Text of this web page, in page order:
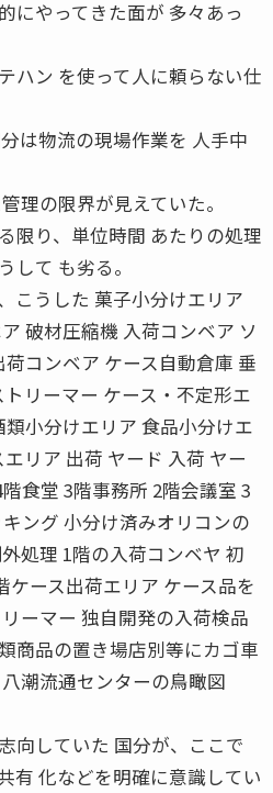
にやってきた面が 多々あっ
ハン を使って人に頼らない仕
は物流の現場作業を 人手中
理の限界が見えていた。
限り、単位時間 あたりの処理
して も劣る。
こうした 菓子小分けエリア
破材圧縮機 入荷コンベア ソ
コンベア ケース自動倉庫 垂
リーマー ケース・不定形エ
小分けエリア 食品小分けエ
リア 出荷 ヤード 入荷 ヤー
食堂 3階事務所 2階会議室 3
ング 小分け済みオリコンの
処理 1階の入荷コンベヤ 初
ケース出荷エリア ケース品を
ーマー 独自開発の入荷検品
商品の置き場店別等にカゴ車
潮流通センターの鳥瞰図
向していた 国分が、ここで
有 化などを明確に意識してい